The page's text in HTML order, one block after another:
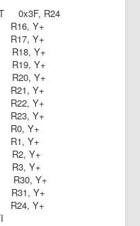
R24
Y+
Y+
Y+
Y+
Y+
Y+
Y+
Y+
Y+
Y+
Y+
Y+
Y+
Y+
Y+